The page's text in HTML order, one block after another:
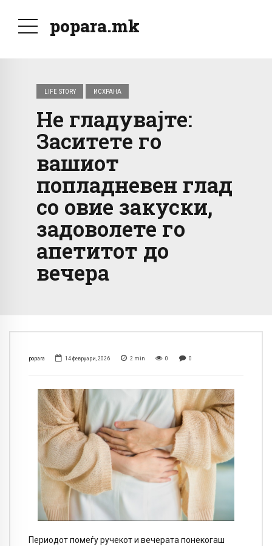
popara.mk
LIFE STORY ИСХРАНА
Не гладувајте:
Заситете го
вашиот
попладневен глад
со овие закуски,
задоволете го
апетитот до
вечера
popara 14 февруари, 2026 2 min 0 0
Периодот помеѓу ручекот и вечерата понекогаш